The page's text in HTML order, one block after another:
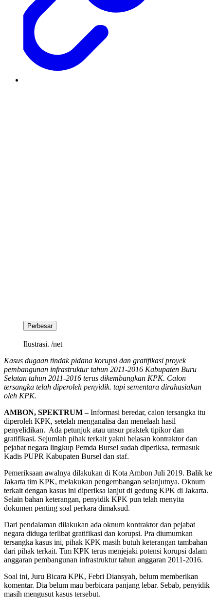
Perbesar
Ilustrasi. /net
Kasus dugaan tindak pidana korupsi dan gratifikasi proyek
pembangunan infrastruktur tahun 2011-2016 Kabupaten Buru
Selatan tahun 2011-2016 terus dikembangkan KPK. Calon
tersangka telah diperoleh penyidik. tapi sementara dirahasiakan
oleh KPK.
AMBON, SPEKTRUM –Informasi beredar, calon tersangka itu
diperoleh KPK, setelah menganalisa dan menelaah hasil
penyelidikan. Ada petunjuk atau unsur praktek tipikor dan
gratifikasi. Sejumlah pihak terkait yakni belasan kontraktor dan
pejabat negara lingkup Pemda Bursel sudah diperiksa, termasuk
Kadis PUPR Kabupaten Bursel dan staf.
Pemeriksaan awalnya dilakukan di Kota Ambon Juli 2019. Balik ke
Jakarta tim KPK, melakukan pengembangan selanjutnya. Oknum
terkait dengan kasus ini diperiksa lanjut di gedung KPK di Jakarta.
Selain bahan keterangan, penyidik KPK pun telah menyita
dokumen penting soal perkara dimaksud.
Dari pendalaman dilakukan ada oknum kontraktor dan pejabat
negara diduga terlibat gratifikasi dan korupsi. Pra diumumkan
tersangka kasus ini, pihak KPK masih butuh keterangan tambahan
dari pihak terkait. Tim KPK terus menjejaki potensi korupsi dalam
anggaran pembangunan infrastruktur tahun anggaran 2011-2016.
Soal ini, Juru Bicara KPK, Febri Diansyah, belum memberikan
komentar. Dia belum mau berbicara panjang lebar. Sebab, penyidik
masih mengusut kasus tersebut.